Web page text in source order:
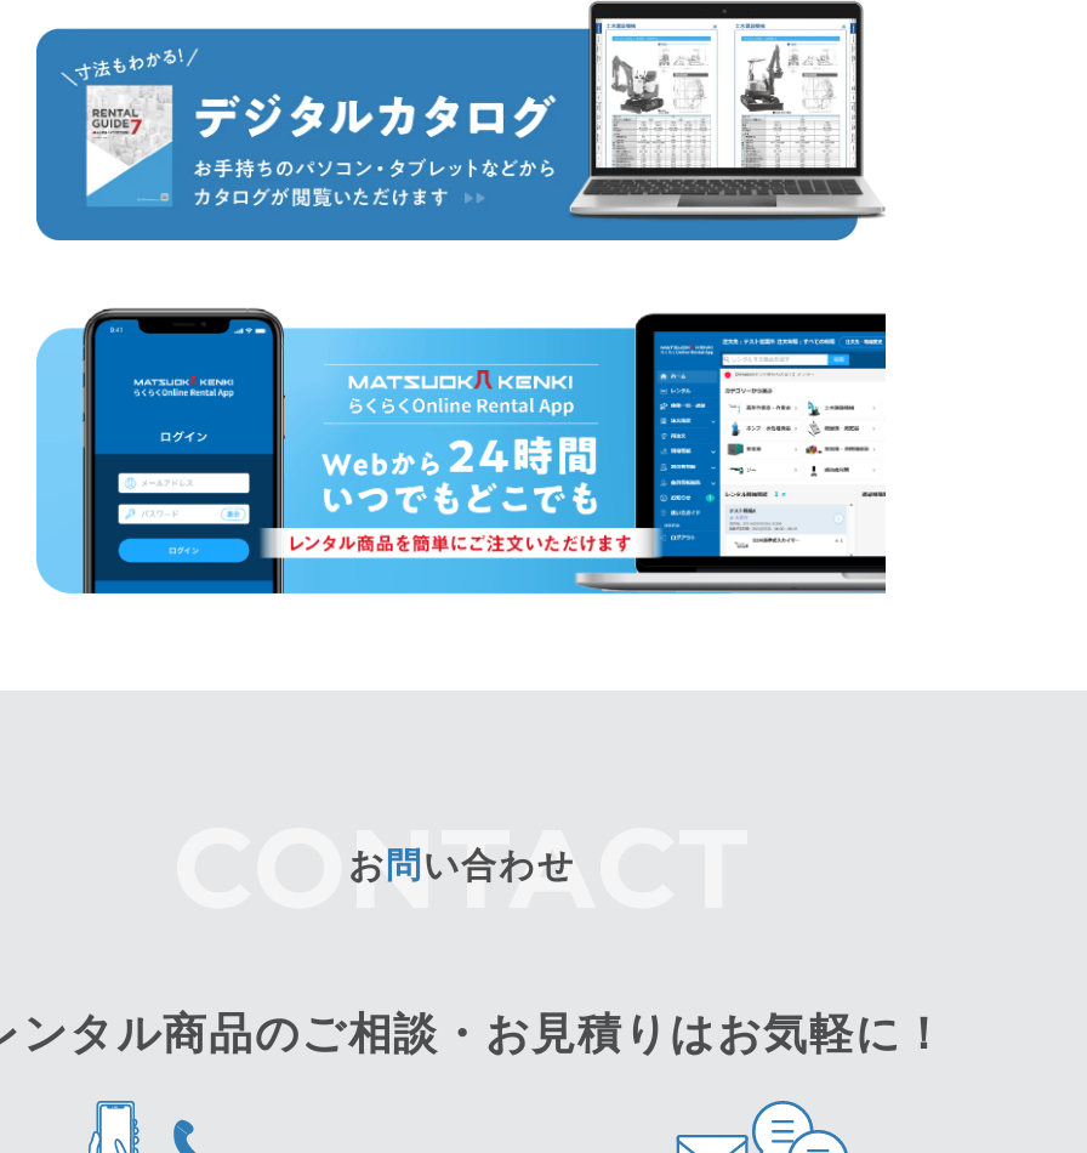
お 問 い合わせ
ンタル商品のご相談・ お見積りはお気軽に！